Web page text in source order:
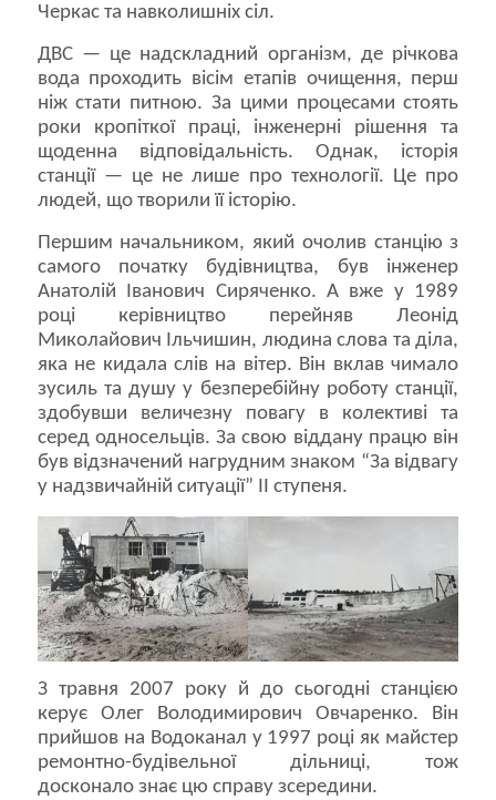
Черкас та навколишніх сіл.
ДВС — це надскладний організм, де річкова
вода проходить вісім етапів очищення, перш
ніж стати питною. За цими процесами стоять
роки кропіткої праці, інженерні рішення та
щоденна відповідальність. Однак, історія
станції — це не лише про технології. Це про
людей, що творили її історію.
Першим начальником, який очолив станцію з
самого початку будівництва, був інженер
Анатолій Іванович Сиряченко. А вже у 1989
році керівництво перейняв Леонід
Миколайович Ільчишин, людина слова та діла,
яка не кидала слів на вітер. Він вклав чимало
зусиль та душу у безперебійну роботу станції,
здобувши величезну повагу в колективі та
серед односельців. За свою віддану працю він
був відзначений нагрудним знаком “За відвагу
у надзвичайній ситуації” ІІ ступеня.
З травня 2007 року й до сьогодні станцією
керує Олег Володимирович Овчаренко. Він
прийшов на Водоканал у 1997 році як майстер
ремонтно-будівельної дільниці, тож
досконало знає цю справу зсередини.